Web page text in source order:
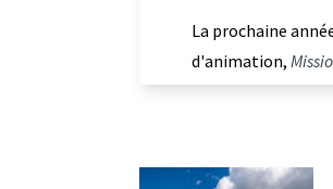
La prochaine
d'animation,